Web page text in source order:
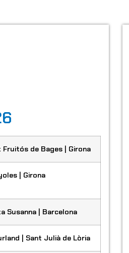
Fruitós de Bages | Girona
| Girona
Susanna | Barcelona
| Sant Julià de Lòria